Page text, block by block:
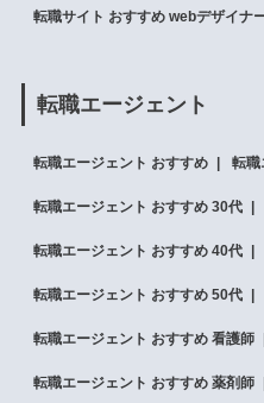
転職サイト おすすめ webデザイナ
転職エージェント
転職エージェント おすすめ 転職
転職エージェント おすすめ 30代
転職エージェント おすすめ 40代
転職エージェント おすすめ 50代
転職エージェント おすすめ 看護師
転職エージェント おすすめ 薬剤師